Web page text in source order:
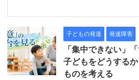
子どもの発達 発達障害
「集中できない」
子どもをどうする
ものを考える